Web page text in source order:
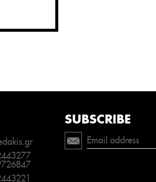
SUBSCRIBE